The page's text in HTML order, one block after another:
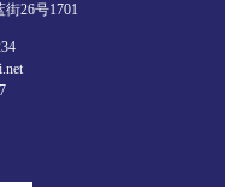
26号1701